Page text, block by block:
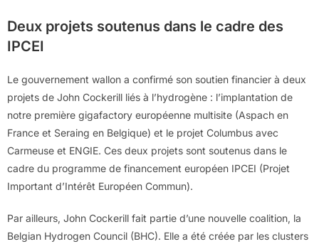
Deux projets soutenus dans le cadre des
IPCEI
Le gouvernement wallon a confirmé son soutien financier à deux
projets de John Cockerill liés à l’hydrogène : l’implantation de
notre première gigafactory européenne multisite (Aspach en
France et Seraing en Belgique) et le projet Columbus avec
Carmeuse et ENGIE. Ces deux projets sont soutenus dans le
cadre du programme de financement européen IPCEI (Projet
Important d’Intérêt Européen Commun).
Par ailleurs, John Cockerill fait partie d’une nouvelle coalition, la
Belgian Hydrogen Council (BHC). Elle a été créée par les clusters